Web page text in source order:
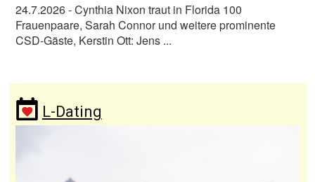
24.7.2026- Cynthia Nixon traut in Florida 100
Frauenpaare, Sarah Connor und weitere prominente
CSD-Gäste, Kerstin Ott: Jens ...
L-Dating